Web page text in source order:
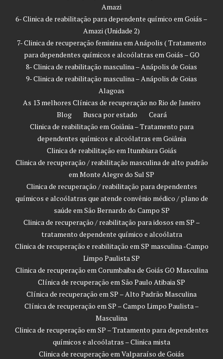
Amazi
6- Clinica de reabilitação para dependente químico em Goiás –
Amazi (Unidade 2)
7- Clinica de recuperação feminina em Anápolis ( Tratamento
para dependentes químicos e alcoólatras em Goiás – GO
8- Clinica de reabilitação masculina – Anápolis de Goias
9- Clinica de reabilitação masculina – Anápolis de Goias
Alagoas
As 13 melhores Clínicas de recuperação no Rio de Janeiro
Blog
Busca por estado
Ceará
Clinica de reabilitação em Goiânia – Tratamento para
dependentes químicos e alcoólatras em Goiânia
Clinica de reabilitação em Itumbiara Goiás
Clinica de recuperação / reabilitação masculina de alto padrão
em Monte Alegre do Sul SP
Clinica de recuperação / reabilitação para dependentes
químicos e alcoólatras que atende convênio médico / plano de
saúde em São Bernardo do Campo SP
Clinica de recuperação / reabilitação para idosos em SP –
tratamento dependente químico e alcoólatra
Clinica de recuperação e reabilitação em SP masculina -Campo
Limpo Paulista SP
Clinica de recuperação em Corumbaiba de Goiás GO Masculina
Clínica de recuperação em São Paulo Atibaia SP
Clínica de recuperação em SP – Alto Padrão Masculina
Clínica de recuperação em SP – Campo Limpo Paulista –
Masculina
Clinica de recuperação em SP – Tratamento para dependentes
químicos e alcoólatras – Clinica mista
Clinica de recuperação em Valparaíso de Goiás